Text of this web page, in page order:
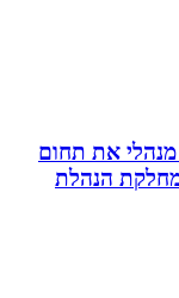
את תחום
הנהלת